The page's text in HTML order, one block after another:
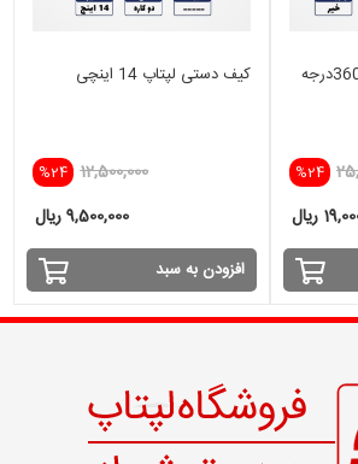
دوربین وایرلس پانورما 360درجه
%24
ریال
کیف دستی لپتاپ 14 اینچی
%24 12,500,000
9,500,000 ریال
افزودن به سبد